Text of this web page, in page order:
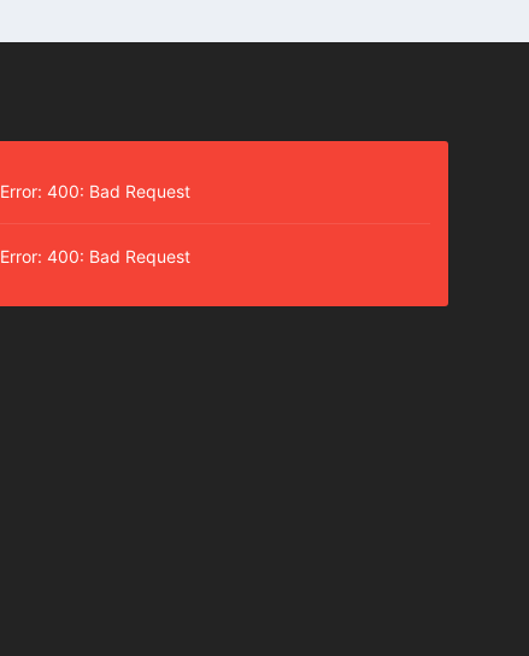
Error: 400: Bad Request
Error: 400: Bad Request